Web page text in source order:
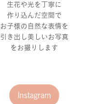
生花や光を丁寧に
作り込んだ空間で
お子様の自然な表情を
引き出し美しいお写真
をお撮りします
Instagram